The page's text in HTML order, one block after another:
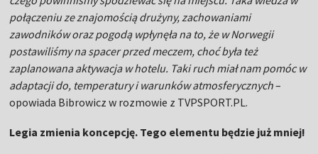
połączeniu ze znajomością drużyny, zachowaniami
zawodników oraz pogodą wpłynęła na to, że w Norwegii
postawiliśmy na spacer przed meczem, choć była też
zaplanowana aktywacja w hotelu. Taki ruch miał nam pomóc w
adaptacji do, temperatury i warunków atmosferycznych–
opowiada Bibrowicz w rozmowie z TVPSPORT.PL.
Legia zmienia koncepcję. Tego elementu będzie już mniej!